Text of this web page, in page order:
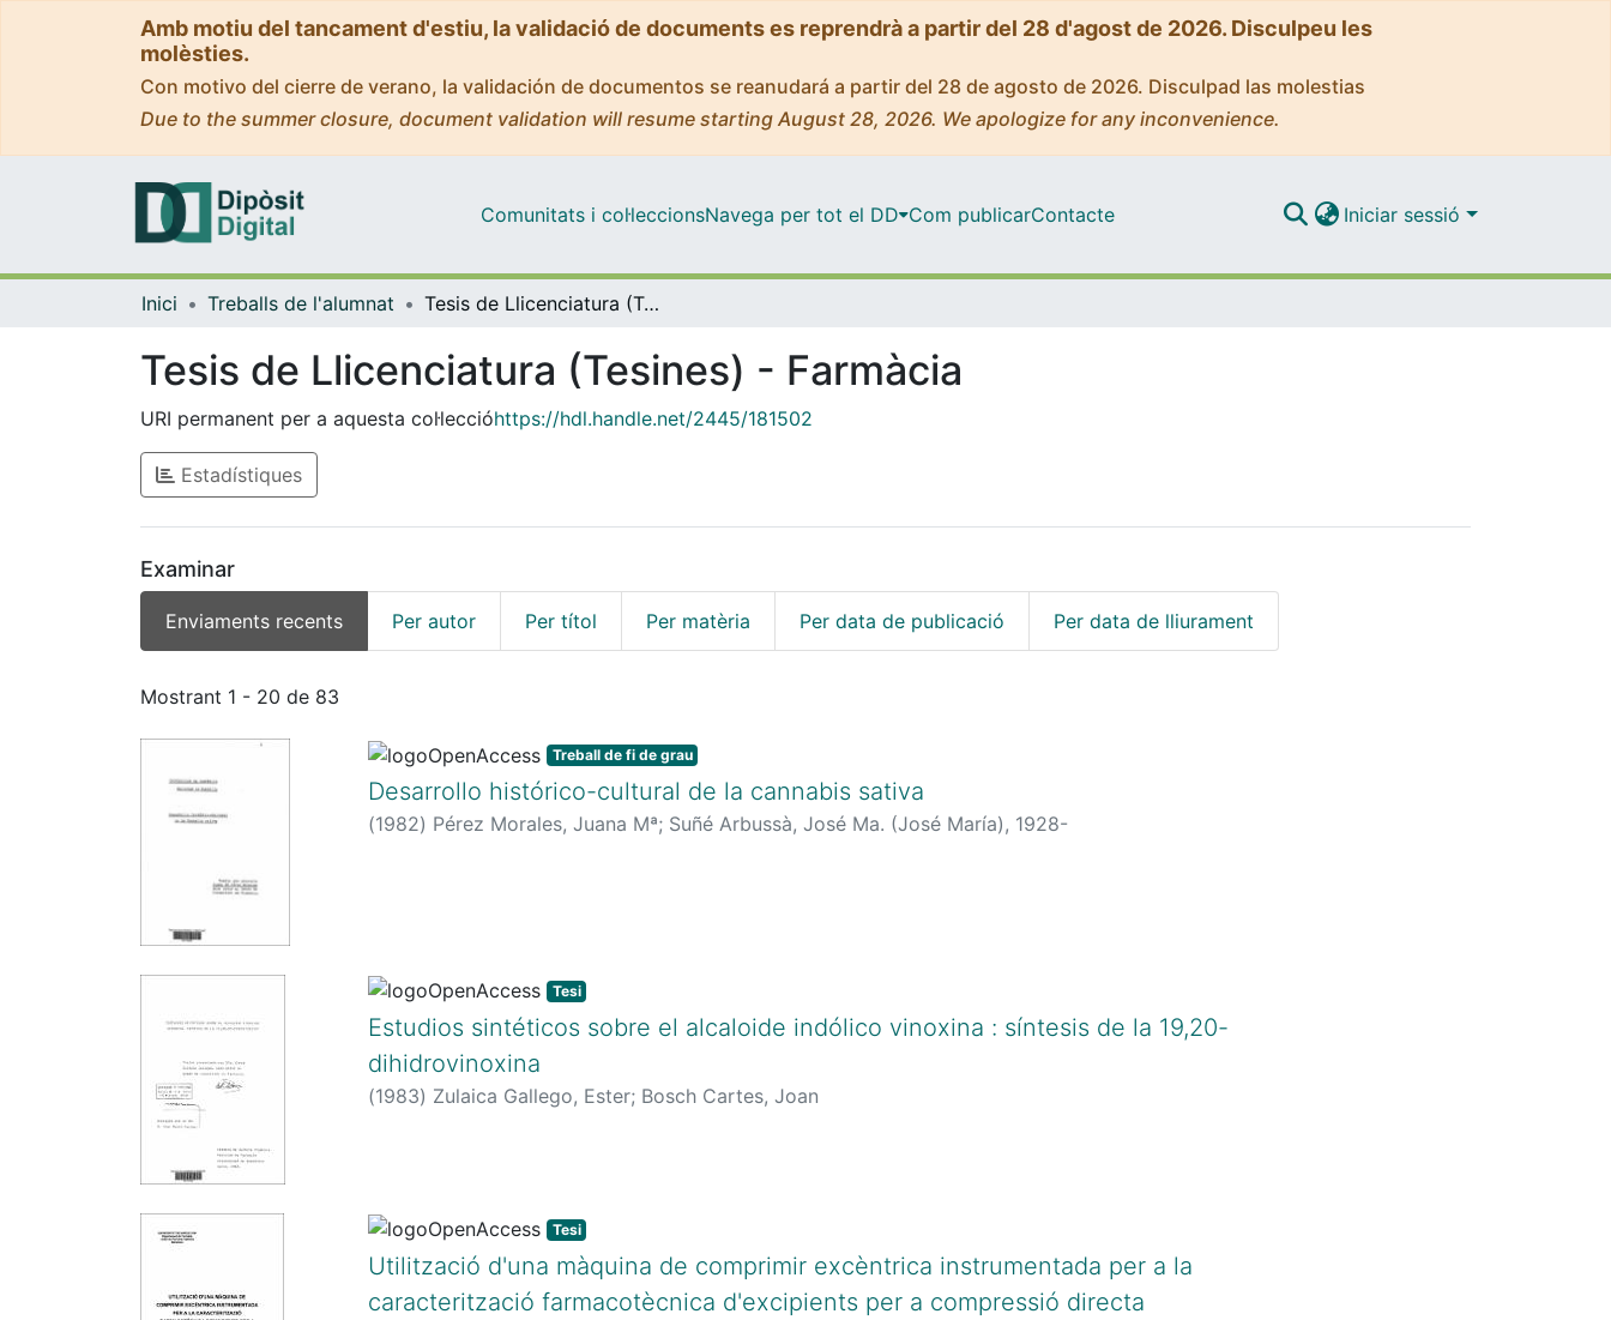
Amb motiu del tancament d'estiu, la validació de documents es reprendrà a partir del 28 d'agost de 2026. Disculpeu les
molèsties.
Con motivo del cierre de verano, la validación de documentos se reanudará a partir del 28 de agosto de 2026. Disculpad las molestias
Due to the summer closure, document validation will resume starting August 28, 2026. We apologize for any inconvenience.
Comunitats i col·leccionsNavega per tot el DD Com publicarContacte Iniciar sessió
Inici Treballs de l'alumnat Tesis de Llicenciatura (Tesines) - Farmàcia
Tesis de Llicenciatura (Tesines) - Farmàcia
URI permanent per a aquesta col·leccióhttps://hdl.handle.net/2445/181502
Estadístiques
Examinar
Enviaments recents Per autor Per títol Per matèria Per data de publicació Per data de lliurament
Enviaments recents
Mostrant 1 - 20 de 83
Treball de fi de grau
Desarrollo histórico-cultural de la cannabis sativa
(1982) Pérez Morales, Juana Mª; Suñé Arbussà, José Ma. (José María), 1928-
Tesi
Estudios sintéticos sobre el alcaloide indólico vinoxina : síntesis de la 19,20-
dihidrovinoxina
(1983) Zulaica Gallego, Ester; Bosch Cartes, Joan
Tesi
Utilització d'una màquina de comprimir excèntrica instrumentada per a la
caracterització farmacotècnica d'excipients per a compressió directa